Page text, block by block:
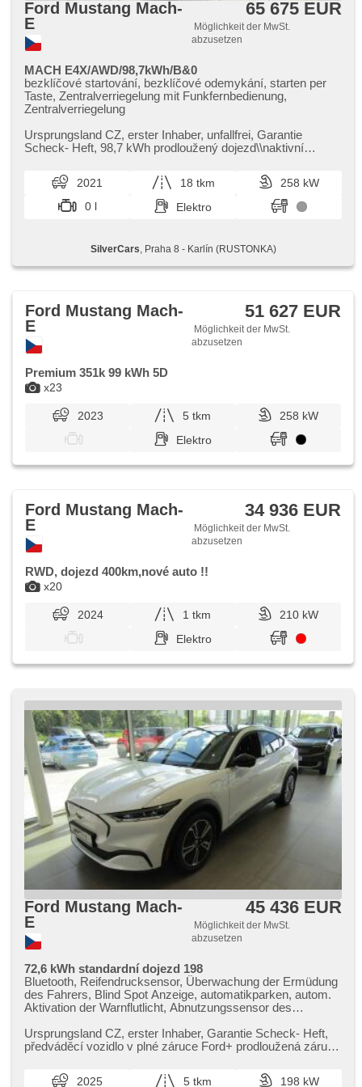
Ford Mustang Mach-
E
65 675 EUR
Möglichkeit der MwSt.
abzusetzen
MACH E4X/AWD/98,7kWh/B&0
bezklíčové startování, bezklíčové odemykání, starten per
Taste, Zentralverriegelung mit Funkfernbedienung,
Zentralverriegelung
Ursprungsland CZ,​ erster Inhaber,​ unfallfrei,​ Garantie
Scheck​- Heft,​ 98,​7 kWh prodloužený dojezd\\naktivní
2021 18 tkm
258 kW
0 l
Elektro
SilverCars , Praha 8 - Karlín (RUSTONKA)
x23
Ford Mustang Mach-
E
51 627 EUR
Möglichkeit der MwSt.
abzusetzen
Premium 351k 99 kWh 5D
2023 5 tkm
258 kW
Elektro
x20
Ford Mustang Mach-
E
34 936 EUR
Möglichkeit der MwSt.
abzusetzen
RWD, dojezd 400km,nové auto !!
2024 1 tkm
210 kW
Elektro
Ford Mustang Mach-
E
45 436 EUR
Möglichkeit der MwSt.
abzusetzen
72,6 kWh standardní dojezd 198
Bluetooth, Reifendrucksensor, Überwachung der Ermüdung
des Fahrers, Blind Spot Anzeige, automatikparken, autom.
Aktivation der Warnflutlicht, Abnutzungssensor des
Alarmanlage, bezklíčové odemykání, bezklíčové startování,
Bordcomputer, digitální příjem rádia (DAB), Navigation,
mobilních telefonů, Apple CarPlay, Android Auto,
Ursprungsland CZ,​ erster Inhaber,​ Garantie Scheck​- Heft,​
předváděcí vozidlo v plné záruce Ford​+ prodloužená záruka
2025 5 tkm
198 kW